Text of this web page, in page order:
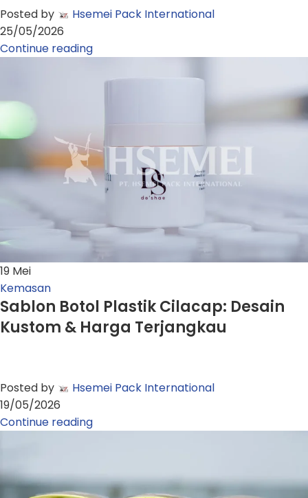
Posted by
Hsemei Pack International
25/05/2026
Continue reading
19 Mei
Kemasan
Sablon Botol Plastik Cilacap: Desain
Kustom & Harga Terjangkau
Posted by
Hsemei Pack International
19/05/2026
Continue reading